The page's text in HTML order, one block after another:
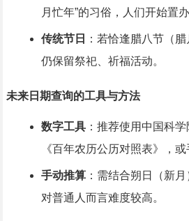
月忙年”的习俗，人们开始置
传统节日
：若恰逢腊八节（
仍保留祭祀、祈福活动。
未来日期查询的工具与方法
数字工具：推荐使用中国科
《百年农历公历对照表》，或
手动推算：需结合朔日（新
对普通人而言难度较高。